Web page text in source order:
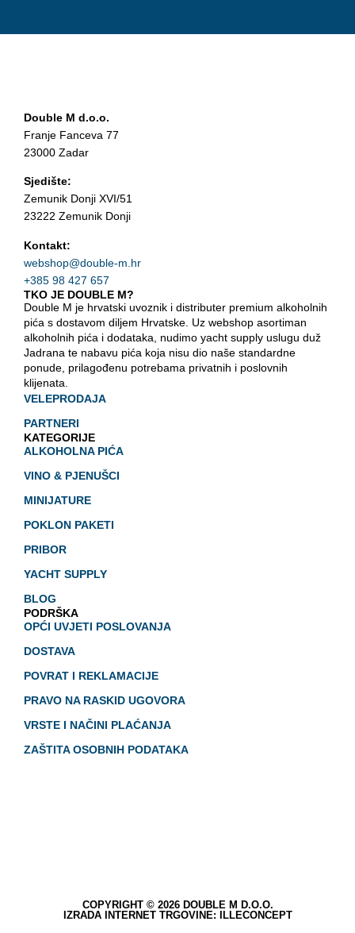
Double M d.o.o.
Franje Fanceva 77
23000 Zadar
Sjedište:
Zemunik Donji XVI/51
23222 Zemunik Donji
Kontakt:
webshop@double-m.hr
+385 98 427 657
TKO JE DOUBLE M?
Double M je hrvatski uvoznik i distributer premium alkoholnih
pića s dostavom diljem Hrvatske. Uz webshop asortiman
alkoholnih pića i dodataka, nudimo yacht supply uslugu duž
Jadrana te nabavu pića koja nisu dio naše standardne
ponude, prilagođenu potrebama privatnih i poslovnih
klijenata.
VELEPRODAJA
PARTNERI
KATEGORIJE
ALKOHOLNA PIĆA
VINO & PJENUŠCI
MINIJATURE
POKLON PAKETI
PRIBOR
YACHT SUPPLY
BLOG
PODRŠKA
OPĆI UVJETI POSLOVANJA
DOSTAVA
POVRAT I REKLAMACIJE
PRAVO NA RASKID UGOVORA
VRSTE I NAČINI PLAĆANJA
ZAŠTITA OSOBNIH PODATAKA
COPYRIGHT © 2026 DOUBLE M D.O.O.
IZRADA INTERNET TRGOVINE: ILLECONCEPT